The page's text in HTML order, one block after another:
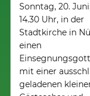
Sonntag, 20.
14.30 Uhr, in der
Stadtkirche in
einen
mit einer
geladenen